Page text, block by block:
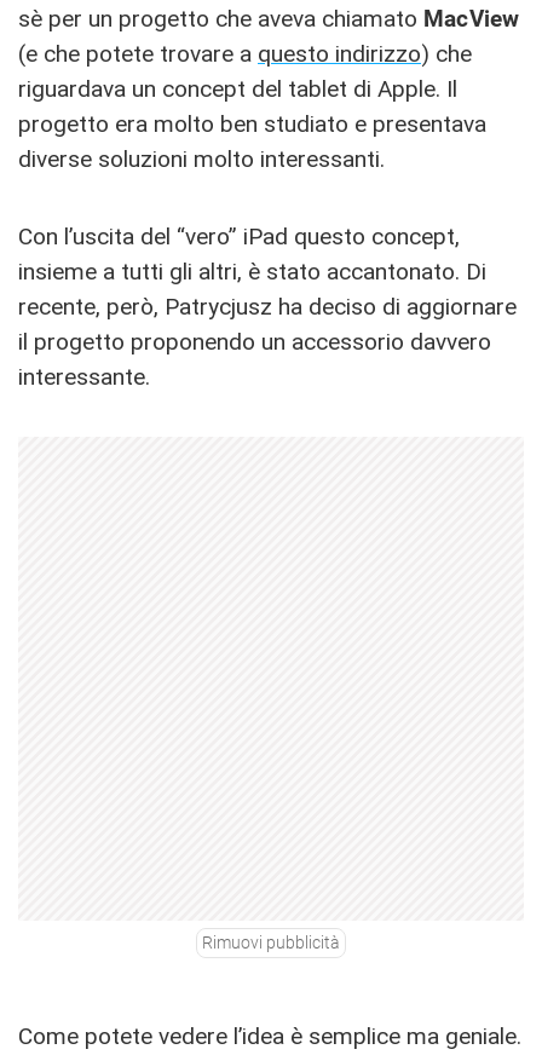
sè per un progetto che aveva chiamato MacView
(e che potete trovare a questo indirizzo) che
riguardava un concept del tablet di Apple. Il
progetto era molto ben studiato e presentava
diverse soluzioni molto interessanti.
Con l’uscita del “vero” iPad questo concept,
insieme a tutti gli altri, è stato accantonato. Di
recente, però, Patrycjusz ha deciso di aggiornare
il progetto proponendo un accessorio davvero
interessante.
Rimuovi pubblicità
Come potete vedere l’idea è semplice ma geniale.